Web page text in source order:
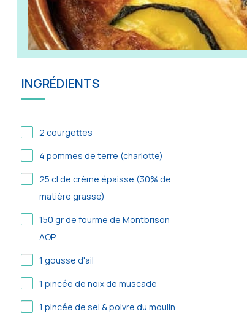
INGRÉDIENTS
2 courgettes
4 pommes de terre (charlotte)
25 cl de crème épaisse (30% de
matière grasse)
150 gr de fourme de Montbrison
AOP
1 gousse d'ail
1 pincée de noix de muscade
1 pincée de sel & poivre du moulin